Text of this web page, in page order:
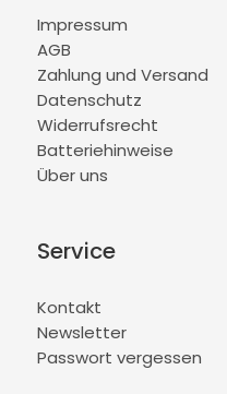
Impressum
AGB
Zahlung und Versand
Datenschutz
Widerrufsrecht
Batteriehinweise
Über uns
Service
Kontakt
Newsletter
Passwort vergessen